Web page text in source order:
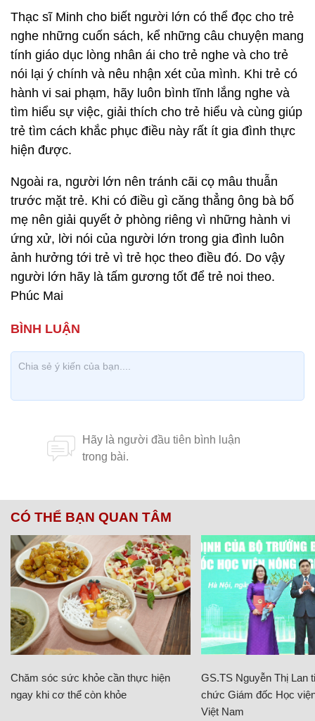
Thạc sĩ Minh cho biết người lớn có thể đọc cho trẻ
nghe những cuốn sách, kể những câu chuyện mang
tính giáo dục lòng nhân ái cho trẻ nghe và cho trẻ
nói lại ý chính và nêu nhận xét của mình. Khi trẻ có
hành vi sai phạm, hãy luôn bình tĩnh lắng nghe và
tìm hiểu sự việc, giải thích cho trẻ hiểu và cùng giúp
trẻ tìm cách khắc phục điều này rất ít gia đình thực
hiện được.
Ngoài ra, người lớn nên tránh cãi cọ mâu thuẫn
trước mặt trẻ. Khi có điều gì căng thẳng ông bà bố
mẹ nên giải quyết ở phòng riêng vì những hành vi
ứng xử, lời nói của người lớn trong gia đình luôn
ảnh hưởng tới trẻ vì trẻ học theo điều đó. Do vậy
người lớn hãy là tấm gương tốt để trẻ noi theo.
Phúc Mai
CÓ THỂ BẠN QUAN TÂM
Chăm sóc sức khỏe cần thực hiện
ngay khi cơ thể còn khỏe
GS.TS Nguyễn Thị Lan
chức Giám đốc Học
Việt Nam